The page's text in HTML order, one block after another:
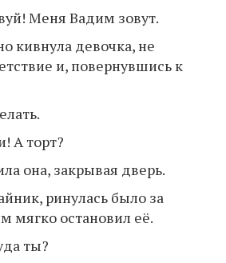
Меня Вадим зовут.
кивнула девочка, не
и, повернувшись к
А торт?
она, закрывая дверь.
ринулась было за
мягко остановил её.
ты?